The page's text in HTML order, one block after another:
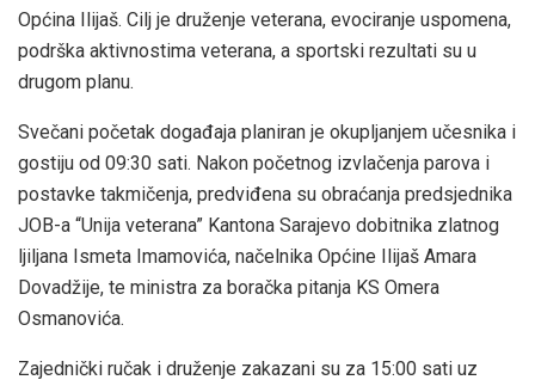
Općina Ilijaš. Cilj je druženje veterana, evociranje uspomena,
podrška aktivnostima veterana, a sportski rezultati su u
drugom planu.
Svečani početak događaja planiran je okupljanjem učesnika i
gostiju od 09:30 sati. Nakon početnog izvlačenja parova i
postavke takmičenja, predviđena su obraćanja predsjednika
JOB-a “Unija veterana” Kantona Sarajevo dobitnika zlatnog
ljiljana Ismeta Imamovića, načelnika Općine Ilijaš Amara
Dovadžije, te ministra za boračka pitanja KS Omera
Osmanovića.
Zajednički ručak i druženje zakazani su za 15:00 sati uz